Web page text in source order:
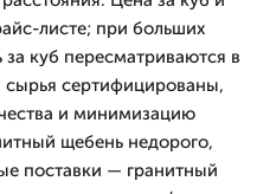
листе; при больших
куб пересматриваются в
сертифицированы,
и минимизацию
щебень недорого,
поставки — гранитный